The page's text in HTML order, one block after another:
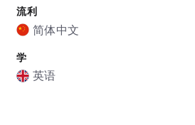
流利
简体中文
学
英语